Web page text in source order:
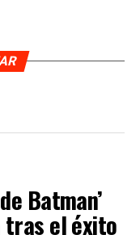
Batman’
tras el éxito